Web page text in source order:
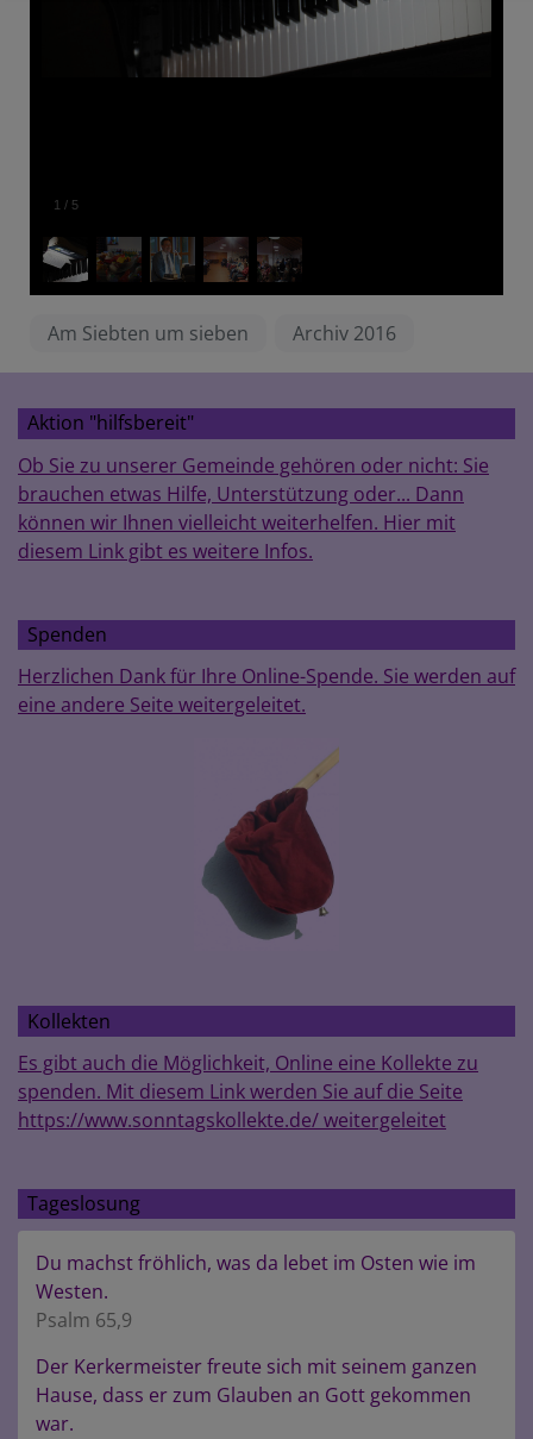
1 / 5
Am Siebten um sieben Archiv 2016
Aktion "hilfsbereit"
Ob Sie zu unserer Gemeinde gehören oder nicht: Sie
brauchen etwas Hilfe, Unterstützung oder... Dann
können wir Ihnen vielleicht weiterhelfen. Hier mit
diesem Link gibt es weitere Infos.
Spenden
Herzlichen Dank für Ihre Online-Spende. Sie werden auf
eine andere Seite weitergeleitet.
Kollekten
Es gibt auch die Möglichkeit, Online eine Kollekte zu
spenden. Mit diesem Link werden Sie auf die Seite
https://www.sonntagskollekte.de/ weitergeleitet
Tageslosung
Du machst fröhlich, was da lebet im Osten wie im
Westen.
Psalm 65,9
Der Kerkermeister freute sich mit seinem ganzen
Hause, dass er zum Glauben an Gott gekommen
war.